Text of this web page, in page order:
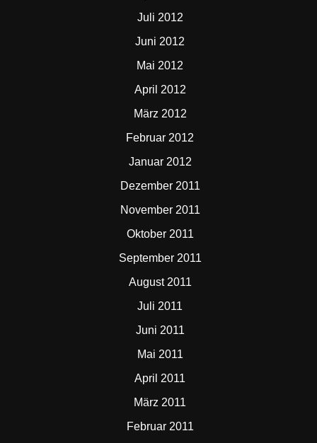
Juli 2012
Juni 2012
Mai 2012
April 2012
März 2012
Februar 2012
Januar 2012
Dezember 2011
November 2011
Oktober 2011
September 2011
August 2011
Juli 2011
Juni 2011
Mai 2011
April 2011
März 2011
Februar 2011